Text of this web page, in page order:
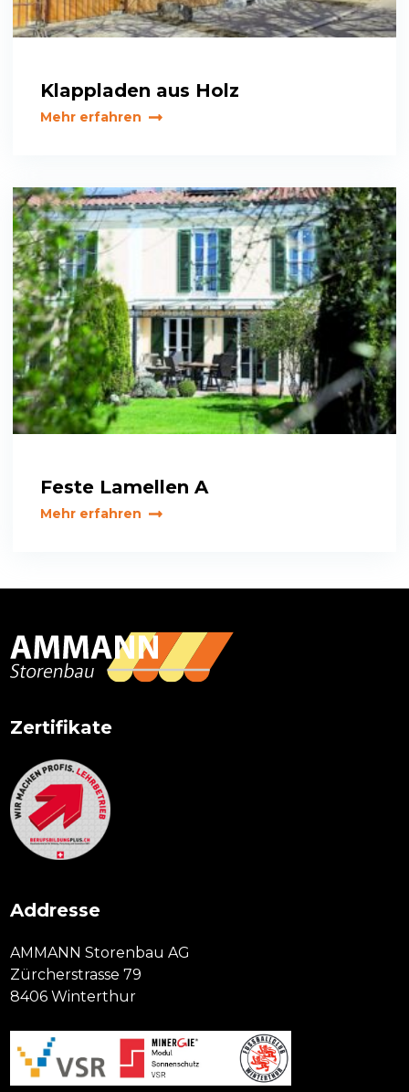
Klappladen aus Holz
Mehr erfahren
Feste Lamellen A
Mehr erfahren
Zertifikate
Addresse
AMMANN Storenbau AG
Zürcherstrasse 79
8406 Winterthur